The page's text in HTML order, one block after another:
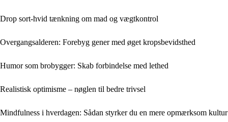
Drop sort-hvid tænkning om mad og vægtkontrol
Overgangsalderen: Forebyg gener med øget kropsbevidsthed
Humor som brobygger: Skab forbindelse med lethed
Realistisk optimisme – nøglen til bedre trivsel
Mindfulness i hverdagen: Sådan styrker du en mere opmærksom kultur